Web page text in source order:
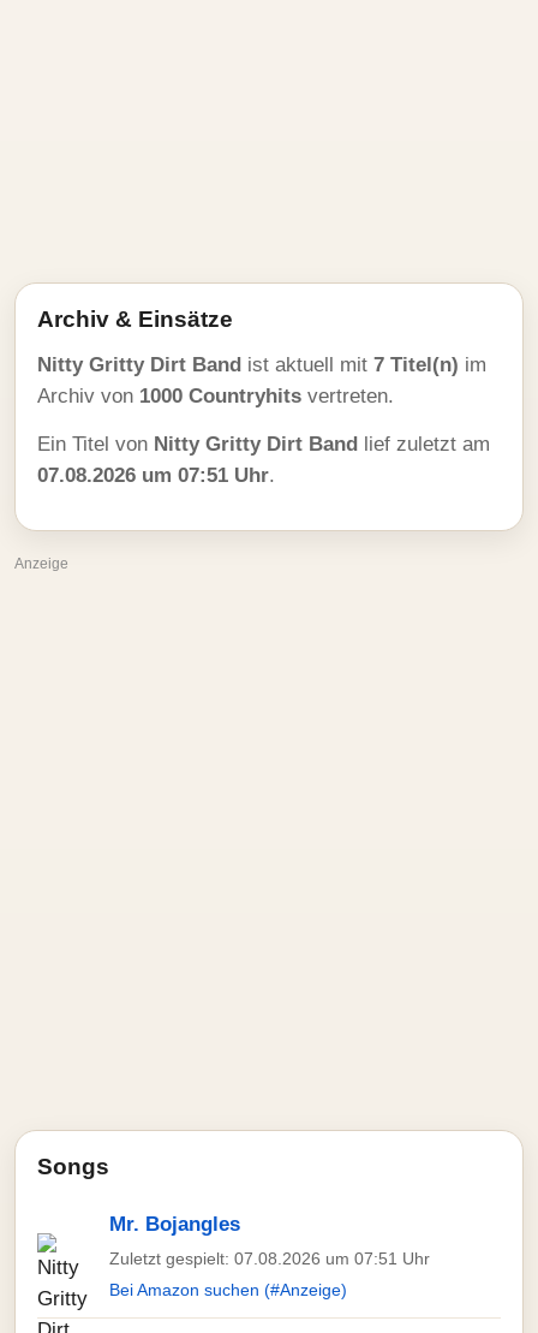
Archiv & Einsätze
Nitty Gritty Dirt Band ist aktuell mit 7 Titel(n) im
Archiv von 1000 Countryhits vertreten.
Ein Titel von Nitty Gritty Dirt Band lief zuletzt am
07.08.2026 um 07:51 Uhr.
Anzeige
Songs
Mr. Bojangles
Zuletzt gespielt: 07.08.2026 um 07:51 Uhr
Bei Amazon suchen (#Anzeige)